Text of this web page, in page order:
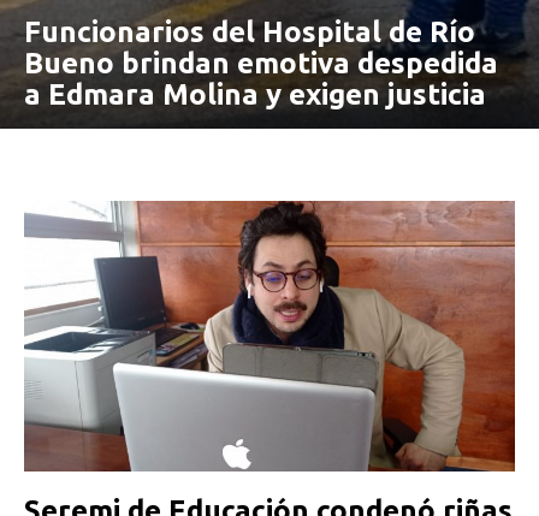
Funcionarios del Hospital de Río
Bueno brindan emotiva despedida
a Edmara Molina y exigen justicia